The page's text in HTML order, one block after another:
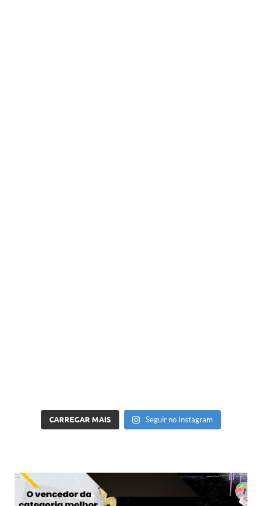
CARREGAR MAIS Seguir no Instagram